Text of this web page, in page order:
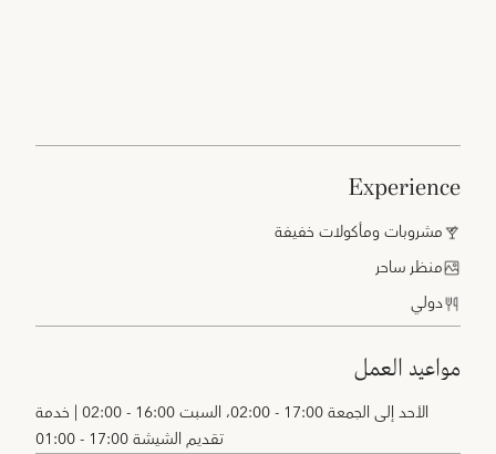
experience
مشروبات ومأكولات خفيفة
منظر ساحر
دولي
مواعيد العمل
الأحد إلى الجمعة 17:00 - 02:00، السبت 16:00 - 02:00 | خدمة
تقديم الشيشة 17:00 - 01:00